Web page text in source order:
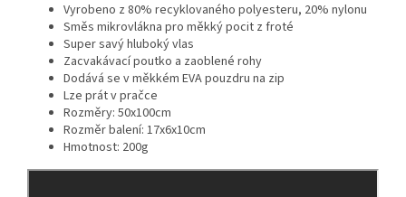
Vyrobeno z 80% recyklovaného polyesteru, 20% nylonu
Směs mikrovlákna pro měkký pocit z froté
Super savý hluboký vlas
Zacvakávací poutko a zaoblené rohy
Dodává se v měkkém EVA pouzdru na zip
Lze prát v pračce
Rozměry: 50x100cm
Rozměr balení: 17x6x10cm
Hmotnost: 200g